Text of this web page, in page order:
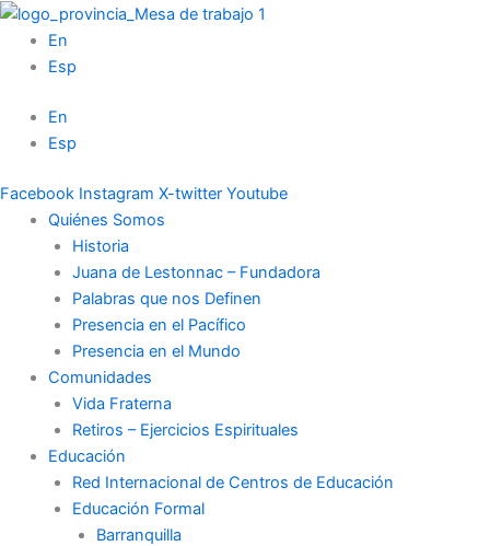
Ir
contenido
En
Esp
En
Esp
Facebook Instagram X-twitter Youtube
Quiénes Somos
Historia
Juana de Lestonnac – Fundadora
Palabras que nos Definen
Presencia en el Pacífico
Presencia en el Mundo
Comunidades
Vida Fraterna
Retiros – Ejercicios Espirituales
Educación
Red Internacional de Centros de Educación
Educación Formal
Barranquilla